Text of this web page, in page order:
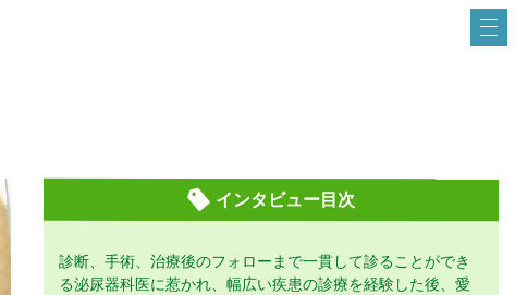
インタビュー目次
診断、手術、治療後のフォローまで一貫して診ることができ
る泌尿器科医に惹かれ、幅広い疾患の診療を経験した後、愛